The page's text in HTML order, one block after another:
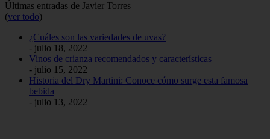
Últimas entradas de Javier Torres
(ver todo)
¿Cuáles son las variedades de uvas?
- julio 18, 2022
Vinos de crianza recomendados y características
- julio 15, 2022
Historia del Dry Martini: Conoce cómo surge esta famosa
bebida
- julio 13, 2022